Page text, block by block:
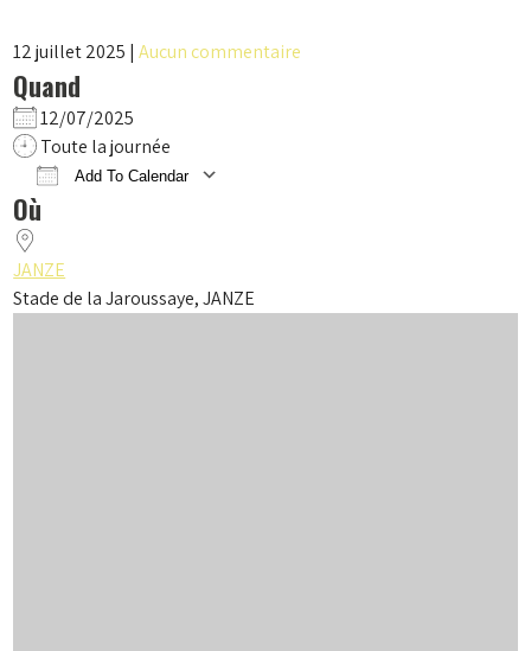
12 juillet 2025 |Aucun commentaire
Quand
12/07/2025
Toute la journée
Add To Calendar
Où
JANZE
Stade de la Jaroussaye, JANZE